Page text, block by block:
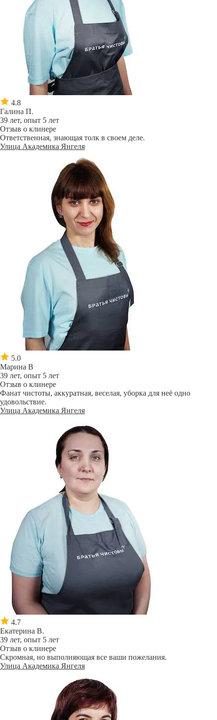
4.8
Галина П.
39 лет, опыт 5 лет
Отзыв о клинере
Ответственная, знающая толк в своем деле.
Улица Академика Янгеля
5.0
Марина В
39 лет, опыт 5 лет
Отзыв о клинере
Фанат чистоты, аккуратная, веселая, уборка для неё одно
удовольствие.
Улица Академика Янгеля
4.7
Екатерина В.
39 лет, опыт 5 лет
Отзыв о клинере
Скромная, но выполняющая все ваши пожелания.
Улица Академика Янгеля